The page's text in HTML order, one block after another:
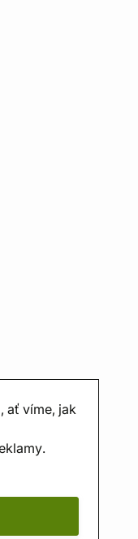
ať víme, jak